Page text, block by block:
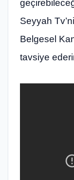
Seyyah
Belgesel
tavsiye